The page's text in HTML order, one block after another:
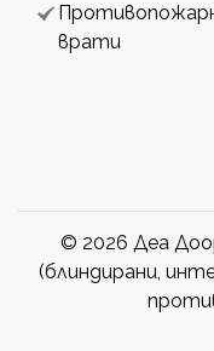
врати
© 2026 Деа
(блиндирани,